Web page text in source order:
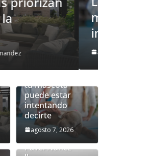
estar
decirte
Ermi Fernandez
Lo que la piel de
tu mascota
puede estar
intentando
decirte
agosto 7, 2026
Pavel Núñez